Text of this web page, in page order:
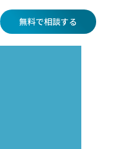
無料で相談する